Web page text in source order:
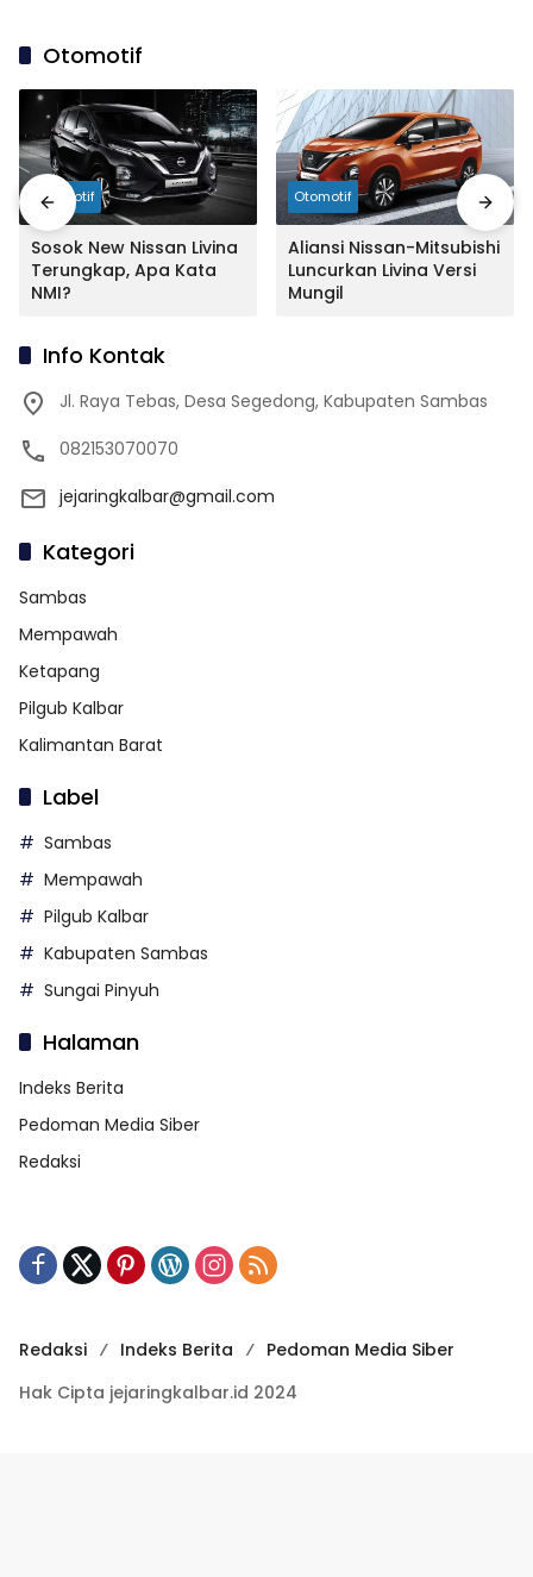
Otomotif
Otomotif
Sosok New Nissan Livina
Terungkap, Apa Kata
NMI?
Otomotif
Aliansi Nissan-Mitsubishi
Luncurkan Livina Versi
Mungil
Info Kontak
Jl. Raya Tebas, Desa Segedong, Kabupaten Sambas
082153070070
jejaringkalbar@gmail.com
Kategori
Sambas
Mempawah
Ketapang
Pilgub Kalbar
Kalimantan Barat
Label
Sambas
Mempawah
Pilgub Kalbar
Kabupaten Sambas
Sungai Pinyuh
Halaman
Indeks Berita
Pedoman Media Siber
Redaksi
Redaksi Indeks Berita
Pedoman Media Siber
Hak Cipta jejaringkalbar.id 2024